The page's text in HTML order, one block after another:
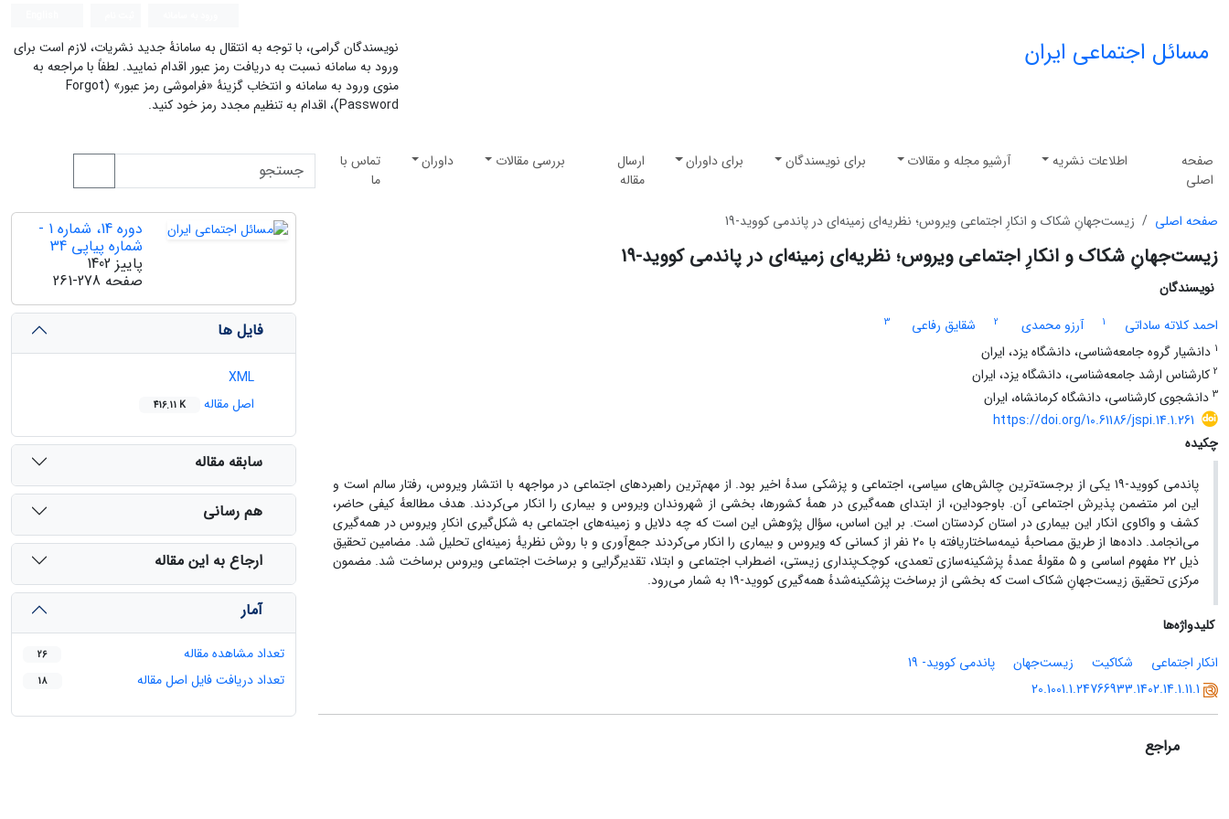
مسائل اجتماعی ایران
نویسندگان گرامی، با توجه به انتقال به سامانۀ جدید نشریات، لازم است برای
ورود به سامانه نسبت به دریافت رمز عبور اقدام نمایید. لطفاً با مراجعه به
منوی ورود به سامانه و انتخاب گزینۀ «فراموشی رمز عبور» (Forgot
Password)، اقدام به تنظیم مجدد رمز خود کنید.
صفحه
اصلی
اطلاعات نشریه آرشیو مجله و مقالات برای نویسندگان برای داوران
ارسال
مقاله
بررسی مقالات داوران
تماس با
ما
صفحه اصلی زیست‌جهانِ شکاک و انکارِ اجتماعی ویروس؛ نظریه‌ای زمینه‌ای در پاندمی کووید-19
زیست‌جهانِ شکاک و انکارِ اجتماعی ویروس؛ نظریه‌ای زمینه‌ای در پاندمی کووید-19
نویسندگان
احمد کلاته ساداتی
1 آرزو محمدی 2 شقایق رفاعی
3
1 دانشیار گروه جامعه‌شناسی، دانشگاه یزد، ایران
2 کارشناس ارشد جامعه‌شناسی، دانشگاه یزد، ایران
3 دانشجوی کارشناسی، دانشگاه کرمانشاه، ایران
https://doi.org/10.61186/jspi.14.1.261
چکیده
پاندمی کووید-۱۹ یکی از برجسته‌ترین چالش‌های سیاسی، اجتماعی و پزشکی سدهٔ اخیر بود. از مهم‌ترین راهبردهای اجتماعی در مواجهه با انتشار ویروس، رفتار سالم است و
این امر متضمن پذیرش اجتماعی آن. باوجوداین، از ابتدای همه‌گیری در همهٔ کشورها، بخشی از شهروندان ویروس و بیماری را انکار می‌کردند. هدف مطالعهٔ کیفی حاضر،
کشف و واکاوی انکار این بیماری در استان کردستان است. بر این اساس، سؤال پژوهش این است که چه دلایل و زمینه‌های اجتماعی به شکل‌گیری انکارِ ویروس در همه‌گیری
می‌انجامد. داده‌ها از طریق مصاحبهٔ نیمه‌ساختاریافته با ۲۰ نفر از کسانی که ویروس و بیماری را انکار می‌کردند جمع‌آوری و با روش نظریهٔ زمینه‌ای تحلیل شد. مضامین تحقیق
ذیل ۲۲ مفهوم اساسی و ۵ مقولهٔ عمدهٔ پزشکینه‌سازی تعمدی، کوچک‌پنداری زیستی، اضطراب اجتماعی و ابتلا، تقدیرگرایی و برساخت اجتماعی ویروس برساخت شد. مضمون
مرکزی تحقیق زیست‌جهانِ شکاک است که بخشی از برساخت پزشکینه‌شدهٔ همه‌گیری کووید-۱۹ به شمار می‌رود.
کلیدواژه‌ها
انکار اجتماعی
شکاکیت زیست‌جهان
پاندمی کووید- 19
20.1001.1.24766933.1402.14.1.11.1
مراجع
دوره 14، شماره 1 -
شماره پیاپی 34
پاییز 1402
صفحه 261-278
فایل ها
XML
اصل مقاله
416.11 K
سابقه مقاله
هم رسانی
ارجاع به این مقاله
آمار
تعداد مشاهده مقاله 26
تعداد دریافت فایل اصل مقاله 18